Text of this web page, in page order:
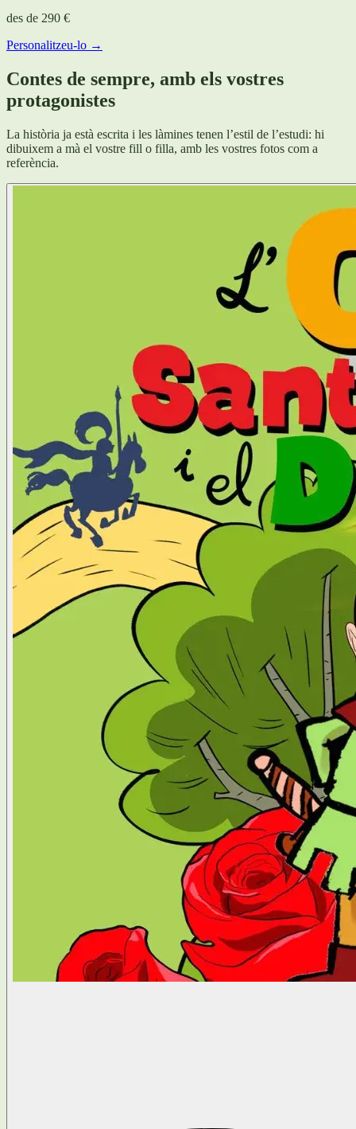
des de 290 €
Personalitzeu-lo →
Contes de sempre, amb els vostres
protagonistes
La història ja està escrita i les làmines tenen l’estil de l’estudi: hi
dibuixem a mà el vostre fill o filla, amb les vostres fotos com a
referència.